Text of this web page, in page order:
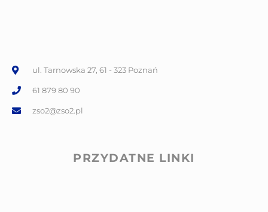
ul. Tarnowska 27, 61 - 323 Poznań
61 879 80 90
zso2@zso2.pl
PRZYDATNE LINKI